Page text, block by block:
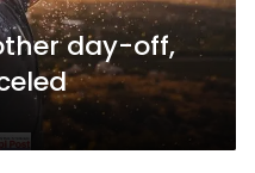
day-off,